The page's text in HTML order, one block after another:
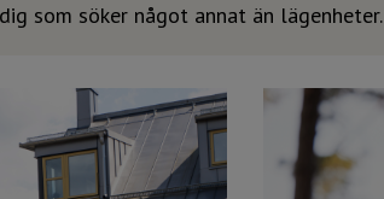
som söker något annat än lägenheter.